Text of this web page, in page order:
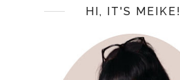
HI, IT'S MEIKE!